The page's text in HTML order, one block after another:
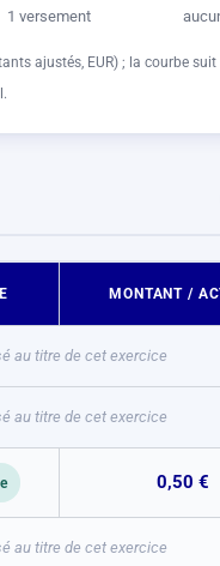
1 versement
ajustés, EUR) ; la courbe
MONTANT /
au titre de cet exercice
au titre de cet exercice
0,50 €
au titre de cet exercice